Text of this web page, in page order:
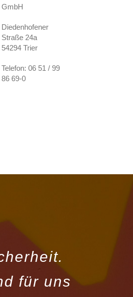
GmbH
Diedenhofener
Straße 24a
54294 Trier
Telefon: 06 51 / 99
86 69-0
für uns